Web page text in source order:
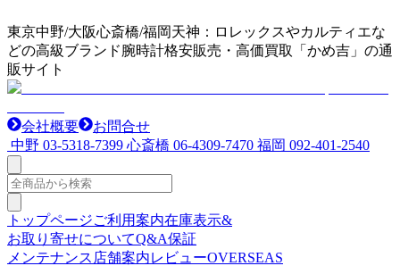
東京中野/大阪心斎橋/福岡天神：ロレックスやカルティエな
どの高級ブランド腕時計格安販売・高価買取「かめ吉」の通
販サイト
会社概要
お問合せ
中野 03-5318-7399 心斎橋 06-4309-7470 福岡 092-401-2540
トップページご利用案内在庫表示&
お取り寄せについてQ&A保証
メンテナンス 店舗案内レビューOVERSEAS